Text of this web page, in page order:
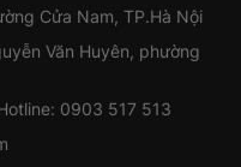
Cửa Nam, TP.Hà Nội
Văn Huyên, phường
0903 517 513